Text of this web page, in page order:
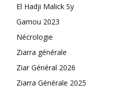
El Hadji Malick Sy
Gamou 2023
Nécrologie
Ziarra générale
Ziar Général 2026
Ziarra Générale 2025